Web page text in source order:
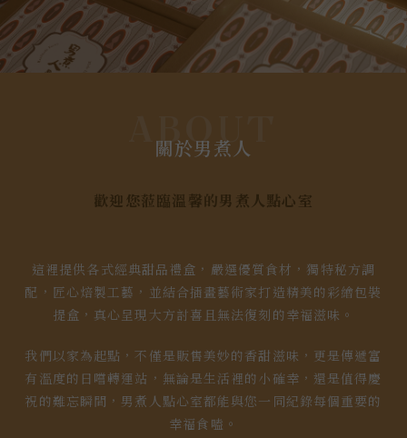
ABOUT
關於男煮人
歡迎您蒞臨溫馨的男煮人點心室
這裡提供各式經典甜品禮盒，嚴選優質食材，獨特秘方調
配，匠心焙製工藝，並結合插畫藝術家打造精美的彩繪包裝
提盒，真心呈現大方討喜且無法復刻的幸福滋味。
我們以家為起點，不僅是販售美妙的香甜滋味，更是傳遞富
有溫度的日嚐轉運站，無論是生活裡的小確幸，還是值得慶
祝的難忘瞬間，男煮人點心室都能與您一同紀錄每個重要的
幸福食嗑。